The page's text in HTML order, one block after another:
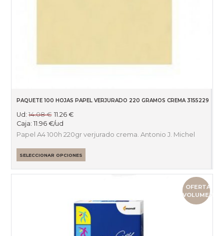
PAQUETE 100 HOJAS PAPEL VERJURADO 220 GRAMOS CREMA 3155229
Ud:14.08€ 11.26€
Caja:11.96€/ud
Papel A4 100h 220gr verjurado crema. Antonio J. Michel
SELECCIONAR OPCIONES
OFERTA
VOLUMEN